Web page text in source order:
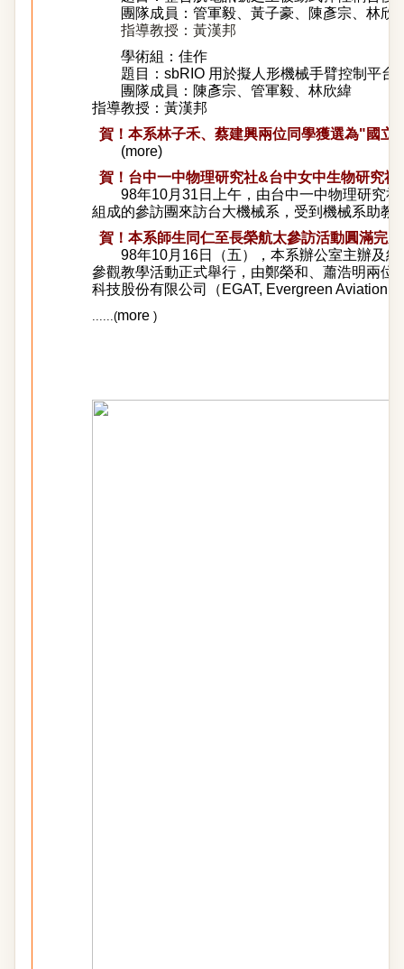
團隊成員：管軍毅、黃子豪、陳彥宗、林欣
指導教授：黃漢邦
學術組：佳作
題目： sbRIO 用於擬人形機械手臂控制平台
團隊成員： 陳彥宗、管軍毅、林欣緯
指導教授：黃漢邦
賀！ 本系林子禾、蔡建興兩位同學獲選為"國立
(more)
賀！台中一中物理研究社&台中女中生物研究
98年10月31日上午，由台中一中物理研究社
組成的參訪團來訪台大機械系，受到機械系助教
賀！本系師生同仁至長榮航太參訪活動圓滿完
98年10月16日（五），本系辦公室主辦及經
參觀教學活動正式舉行，由鄭榮和、蕭浩明兩位
科技股份有限公司（EGAT, Evergreen Aviation
......(more )